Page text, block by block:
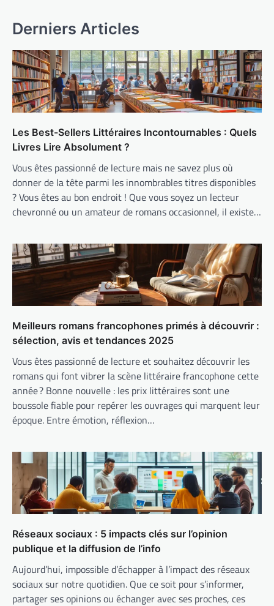
Derniers Articles
Les Best-Sellers Littéraires Incontournables : Quels
Livres Lire Absolument ?
Vous êtes passionné de lecture mais ne savez plus où
donner de la tête parmi les innombrables titres disponibles
? Vous êtes au bon endroit ! Que vous soyez un lecteur
chevronné ou un amateur de romans occasionnel, il existe…
Meilleurs romans francophones primés à découvrir :
sélection, avis et tendances 2025
Vous êtes passionné de lecture et souhaitez découvrir les
romans qui font vibrer la scène littéraire francophone cette
année ? Bonne nouvelle : les prix littéraires sont une
boussole fiable pour repérer les ouvrages qui marquent leur
époque. Entre émotion, réflexion…
Réseaux sociaux : 5 impacts clés sur l’opinion
publique et la diffusion de l’info
Aujourd’hui, impossible d’échapper à l’impact des réseaux
sociaux sur notre quotidien. Que ce soit pour s’informer,
partager ses opinions ou échanger avec ses proches, ces